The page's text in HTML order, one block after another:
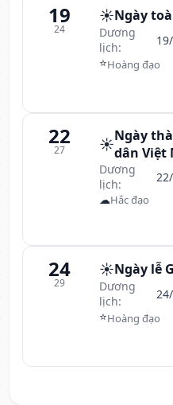
19
24
☀️Ngày
Dương
lịch:
⭐Hoàng đạo
22
27 ☀️Ngày
dân Việt
Dương
lịch:
☁Hắc đạo
24
29
☀️Ngày lễ
Dương
lịch:
⭐Hoàng đạo